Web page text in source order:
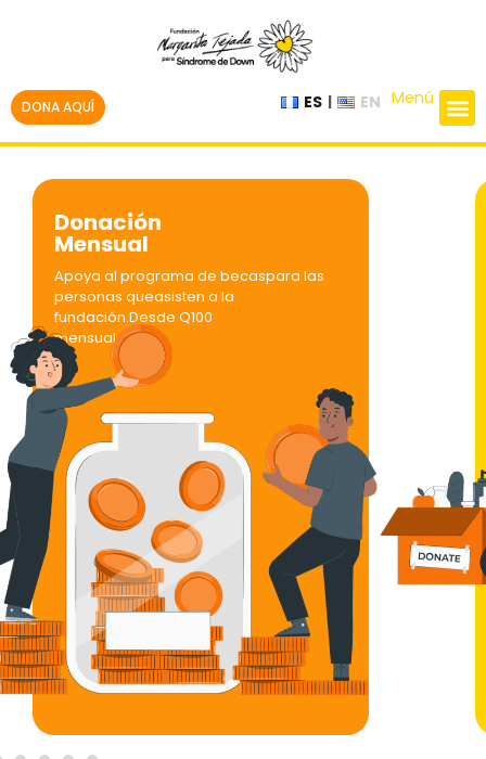
Menú
ES EN
DONA AQUÍ
Donación
Mensual
Apoya al programa de becaspara las
personas queasisten a la
fundación.Desde Q100
mensuales.